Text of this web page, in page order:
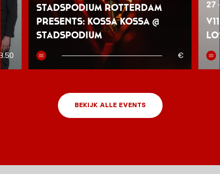
Stadspodium Rotterdam
presents: Kossa Kossa @
Stadspodium
€
27
BEKIJK ALLE EVENTS